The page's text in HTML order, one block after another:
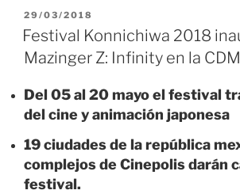
PUBLICADO
EL
29/03/2018
Festival Konnichiwa 2018
Mazinger Z: Infinity en la
Del 05 al 20 mayo el festival
del cine y animación japonesa
19 ciudades de la república
complejos de Cinepolis darán
festival.